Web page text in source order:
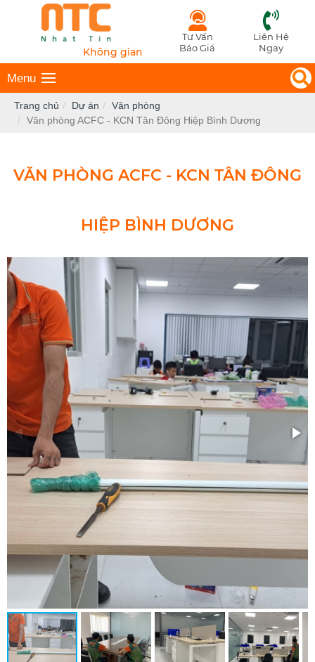
Không gian khởi nguồn sáng tạo
Tư Vấn
Báo Giá
Liên Hệ
Ngay
Menu
Trang chủ Dự án
Văn phòng
Văn phòng ACFC - KCN Tân Đông Hiệp Bình Dương
VĂN PHÒNG ACFC - KCN TÂN ĐÔNG
HIỆP BÌNH DƯƠNG